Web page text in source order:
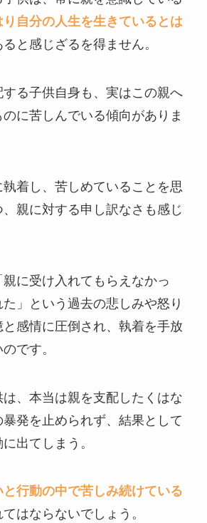
り自分の人生を生きているとは
と感じざるを得ません。
る子供自身も、実はこの親へ
に苦しんでいる傾向がありま
着し、苦しめていることを思
親に対する申し訳なさも感じ
親に受け入れてもらえなかっ
」という過去の悲しみや怒り
感情に圧倒され、執着を手放
です。
、本当は親を支配したくはな
発を止められず、結果として
出てしまう。
行動の中で苦しみ続けている
はならないでしょう。